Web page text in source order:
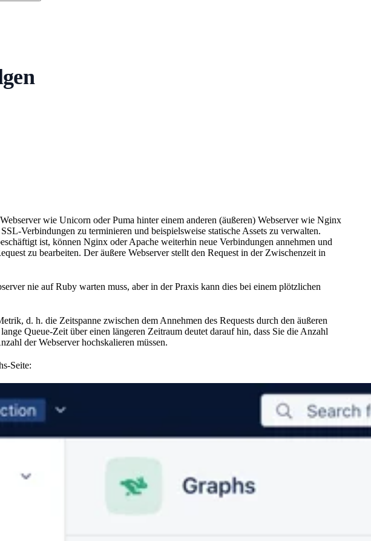
wie Unicorn oder Puma hinter einem anderen (äußeren) Webserver wie Nginx
Verbindungen zu terminieren und beispielsweise statische Assets zu verwalten.
ist, können Nginx oder Apache weiterhin neue Verbindungen annehmen und
zu bearbeiten. Der äußere Webserver stellt den Request in der Zwischenzeit in
nie auf Ruby warten muss, aber in der Praxis kann dies bei einem plötzlichen
d. h. die Zeitspanne zwischen dem Annehmen des Requests durch den äußeren
Queue-Zeit über einen längeren Zeitraum deutet darauf hin, dass Sie die Anzahl
der Webserver hochskalieren müssen.
Seite: